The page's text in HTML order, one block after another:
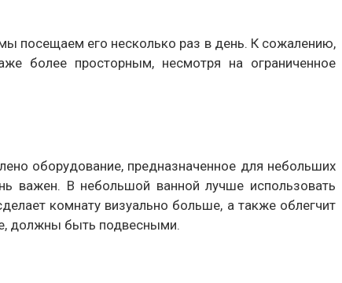
посещаем его несколько раз в день. К сожалению,
более просторным, несмотря на ограниченное
оборудование, предназначенное для небольших
важен. В небольшой ванной лучше использовать
комнату визуально больше, а также облегчит
должны быть подвесными.